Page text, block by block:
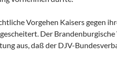
Vorgehen Kaisers gegen
Der
aus, daß der DJV-